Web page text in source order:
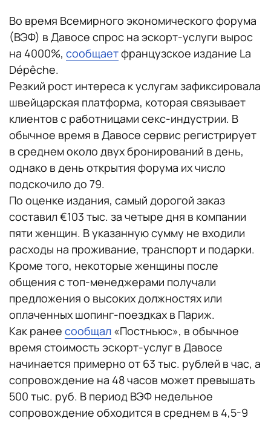
Во время Всемирного экономического форума
(ВЭФ) в Давосе спрос на эскорт-услуги вырос
на 4000%, сообщаетфранцузское издание La
Dépêche.
Резкий рост интереса к услугам зафиксировала
швейцарская платформа, которая связывает
клиентов с работницами секс-индустрии. В
обычное время в Давосе сервис регистрирует
в среднем около двух бронирований в день,
однако в день открытия форума их число
подскочило до 79.
По оценке издания, самый дорогой заказ
составил €103 тыс. за четыре дня в компании
пяти женщин. В указанную сумму не входили
расходы на проживание, транспорт и подарки.
Кроме того, некоторые женщины после
общения с топ-менеджерами получали
предложения о высоких должностях или
оплаченных шопинг-поездках в Париж.
Как ранее сообщал «Постньюс», в обычное
время стоимость эскорт-услуг в Давосе
начинается примерно от 63 тыс. рублей в час, а
сопровождение на 48 часов может превышать
500 тыс. руб. В период ВЭФ недельное
сопровождение обходится в среднем в 4,5-9